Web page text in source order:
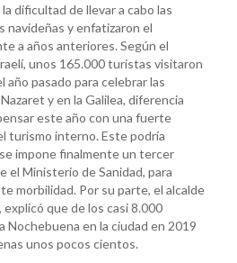
dificultad de llevar a cabo las
navideñas y enfatizaron el
a años anteriores. Según el
unos 165.000 turistas visitaron
año pasado para celebrar las
y en la Galilea, diferencia
este año con una fuerte
turismo interno. Este podría
impone finalmente un tercer
el Ministerio de Sanidad, para
morbilidad. Por su parte, el alcalde
que de los casi 8.000
Nochebuena en la ciudad en 2019
unos pocos cientos.